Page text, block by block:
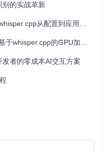
和Makefile。
别的实战革新
从配置到应用的实践指南
的GPU加速部署指南
者的零成本AI交互方案